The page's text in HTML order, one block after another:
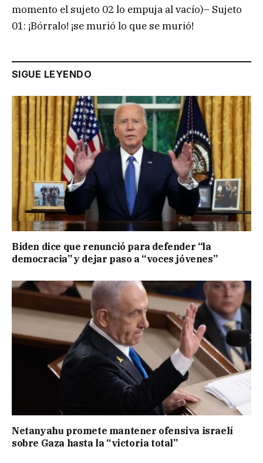
momento el sujeto 02 lo empuja al vacío)– Sujeto
01: ¡Bórralo! ¡se murió lo que se murió!
SIGUE LEYENDO
Biden dice que renunció para defender “la
democracia” y dejar paso a “voces jóvenes”
Netanyahu promete mantener ofensiva israelí
sobre Gaza hasta la “victoria total”